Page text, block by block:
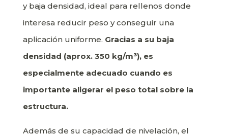
y baja densidad, ideal para rellenos donde
interesa reducir peso y conseguir una
aplicación uniforme. Gracias a su baja
densidad (aprox. 350 kg/m³), es
especialmente adecuado cuando es
importante aligerar el peso total sobre la
estructura.
Además de su capacidad de nivelación, el